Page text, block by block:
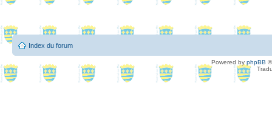
Index du forum
Powered by phpBB